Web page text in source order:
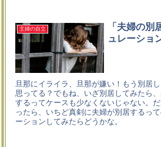
主婦の自立
「夫婦の別
ュレーショ
旦那にイライラ、旦那が嫌い！もう別居
思ってる？でもね、いざ別居してみたら
するってケースも少なくないじゃない。
ったら、いちど真剣に夫婦が別居するっ
ーションしてみたらどうかな。